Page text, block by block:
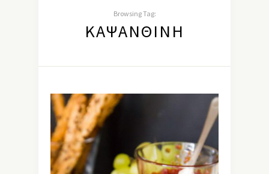
Browsing Tag:
ΚΑΨΑΝΘΊΝΗ